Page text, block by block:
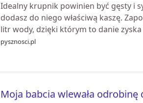
Idealny krupnik powinien być gęsty i
dodasz do niego właściwą kaszę.
litr wody, dzięki którym to danie
pysznosci.pl
Moja babcia wlewała odrobinę